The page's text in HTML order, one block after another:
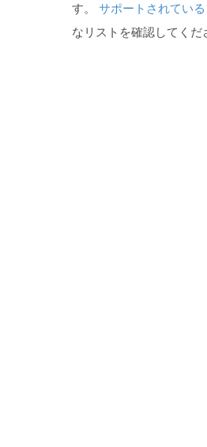
す。 サポートされてい
なリストを確認してくだ